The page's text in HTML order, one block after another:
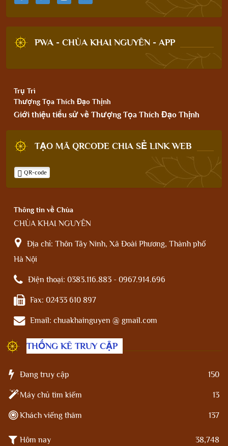
PWA - CHÙA KHAI NGUYÊN - APP
Trụ Trì
Thượng Tọa Thích Đạo Thịnh
Giới thiệu tiểu sử về Thượng Tọa Thích Đạo Thịnh
TẠO MÃ QRCODE CHIA SẺ LINK WEB
QR-code
Thông tin về Chùa
CHÙA KHAI NGUYÊN
Địa chỉ: Thôn Tây Ninh, Xã Đoài Phương, Thành phố
Hà Nội
Điện thoại: 0383.116.883 - 0967.914.696
Fax: 02433 610 897
Email: chuakhainguyen @ gmail.com
THỐNG KÊ TRUY CẬP
Đang truy cập 150
Máy chủ tìm kiếm 13
Khách viếng thăm 137
Hôm nay 38,748